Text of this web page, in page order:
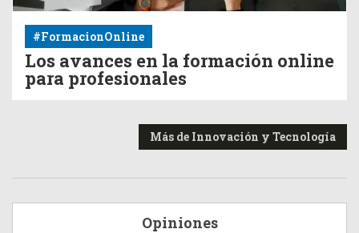
#FormacionOnline
Los avances en la formación online
para profesionales
Más de Innovación y Tecnología
Opiniones